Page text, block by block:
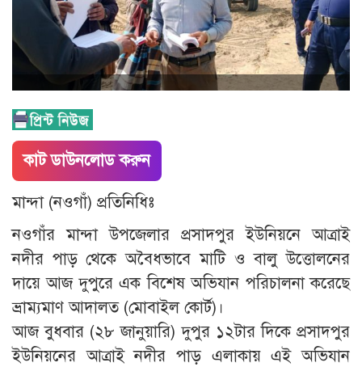
কাট ডাউনলোড করুন
মান্দা (নওগাঁ) প্রতিনিধিঃ
​নওগাঁর মান্দা উপজেলার প্রসাদপুর ইউনিয়নে আত্রাই
নদীর পাড় থেকে অবৈধভাবে মাটি ও বালু উত্তোলনের
দায়ে আজ দুপুরে এক বিশেষ অভিযান পরিচালনা করেছে
ভ্রাম্যমাণ আদালত (মোবাইল কোর্ট)।
​আজ বুধবার (২৮ জানুয়ারি) দুপুর ১২টার দিকে প্রসাদপুর
ইউনিয়নের আত্রাই নদীর পাড় এলাকায় এই অভিযান